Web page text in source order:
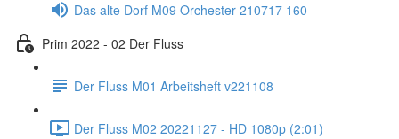
Das alte Dorf M09 Orchester 210717 160
Prim 2022 - 02 Der Fluss
Der Fluss M01 Arbeitsheft v221108
Der Fluss M02 20221127 - HD 1080p (2:01)